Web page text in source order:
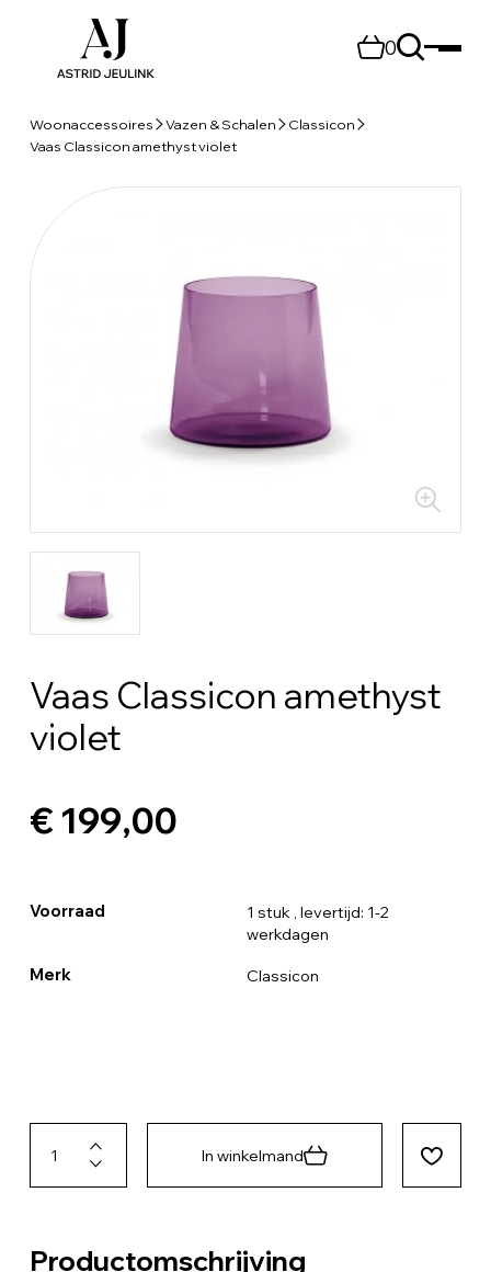
0
Woonaccessoires Vazen & Schalen
Classicon
Vaas Classicon amethyst violet
Vaas Classicon amethyst
violet
€ 199,00
Voorraad 1 stuk , levertijd: 1-2
werkdagen
Merk Classicon
In winkelmand
Productomschrijving